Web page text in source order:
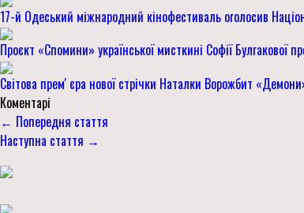
17-й Одеський міжнародний кінофестиваль оголосив
Проєкт «Спомини» української мисткині Софії Булгакової
Світова премʼєра нової стрічки Наталки Ворожбит
Коментарі
← Попередня стаття
Наступна стаття →